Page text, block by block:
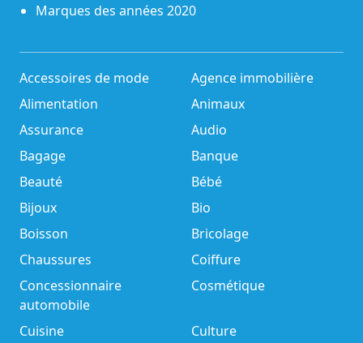
Marques des années 2020
Accessoires de mode
Agence immobilière
Alimentation
Animaux
Assurance
Audio
Bagage
Banque
Beauté
Bébé
Bijoux
Bio
Boisson
Bricolage
Chaussures
Coiffure
Concessionnaire
automobile
Cosmétique
Cuisine
Culture